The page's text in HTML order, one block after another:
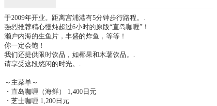
于2009年开业。距离宫浦港有5分钟步行路程。.
强烈推荐精心慢炖超过6小时的原版“直岛咖喱”！
濑户内海的生鱼片，丰盛的炸鱼，等等！
你一定会饱！
我们还提供限时饮品，如椰果和木薯饮品。.
请享受这段悠闲的时光。.
～主菜单～
・直岛咖喱（海鲜） 1,400日元
・芝士咖喱 1,200日元